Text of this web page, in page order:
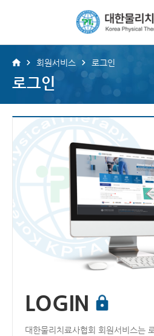
회원서비스 로그인
로그인
LOGIN
대한물리치료사협회 회원서비스는